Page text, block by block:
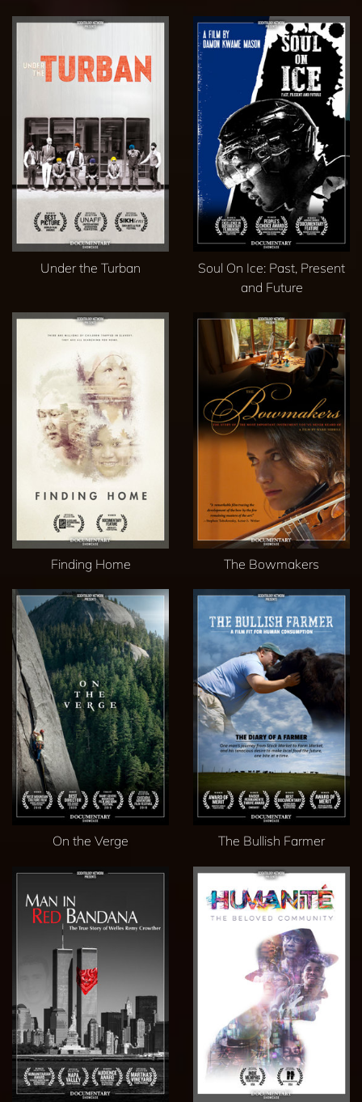
Under the Turban
Soul On Ice: Past, Present
and Future
Finding Home The Bowmakers
On the Verge The Bullish Farmer